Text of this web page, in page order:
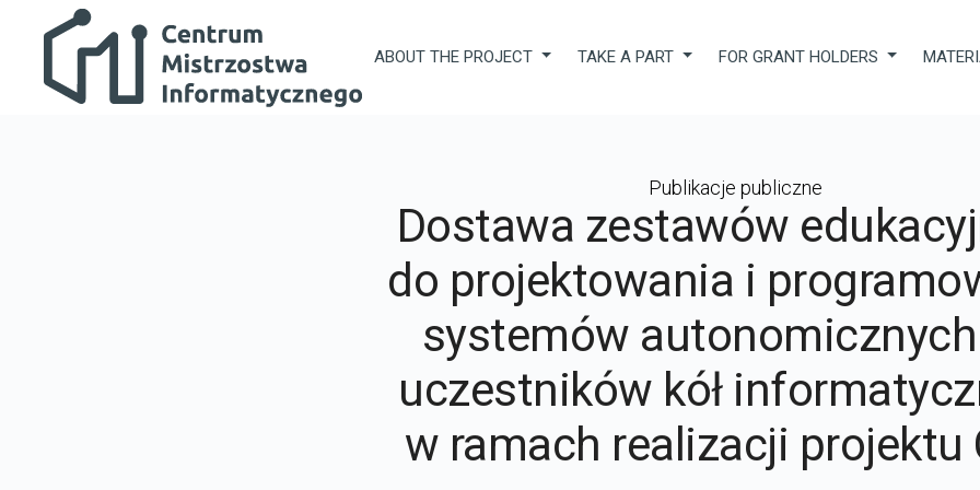
Skip to main content
Centrum Mistrzostwa Informatycznego
ABOUT THE PROJECT
TAKE A PART FOR GRANT HOLDERS
Publikacje publiczne
Dostawa zestawów
do projektowania i
systemów
uczestników kół
w ramach realizacji projektu